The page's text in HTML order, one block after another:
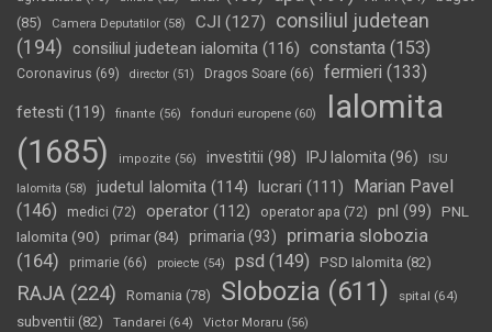
(85)
Camera Deputatilor (58) CJI (127)
consiliul judetean
(194) consiliul judetean ialomita (116) constanta (153)
Coronavirus (69) director (51) Dragos Soare (66) fermieri (133)
fetesti (119) finante (56) fonduri europene (60)
Ialomita
(1685)
impozite (56) investitii (98) IPJ Ialomita (96) ISU
Ialomita (58) judetul Ialomita (114) lucrari (111)
Marian Pavel
(146)
medici (72) operator (112) operator apa (72) pnl (99)
PNL
Ialomita (90) primar(84) primaria (93)
primaria slobozia
(164)
primarie (66) proiecte (54) psd (149) PSD Ialomita (82)
RAJA (224) Romania (78) Slobozia (611) spital (64)
subventii (82) Tandarei (64) Victor Moraru (56)